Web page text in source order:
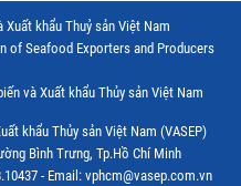
Xuất khẩu Thuỷ sản Việt Nam
of Seafood Exporters and Producers
và Xuất khẩu Thủy sản Việt Nam
khẩu Thủy sản Việt Nam (VASEP)
Bình Trưng, Tp.Hồ Chí Minh
- Email: vphcm@vasep.com.vn